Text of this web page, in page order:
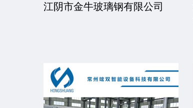
江阴市金牛玻璃钢有限公司